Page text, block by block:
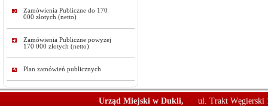
Zamówienia Publiczne do 170
000 złotych (netto)
Zamówienia Publiczne powyżej
170 000 złotych (netto)
Plan zamówień publicznych
Urząd Miejski w Dukli, ul. Trakt Węgierski